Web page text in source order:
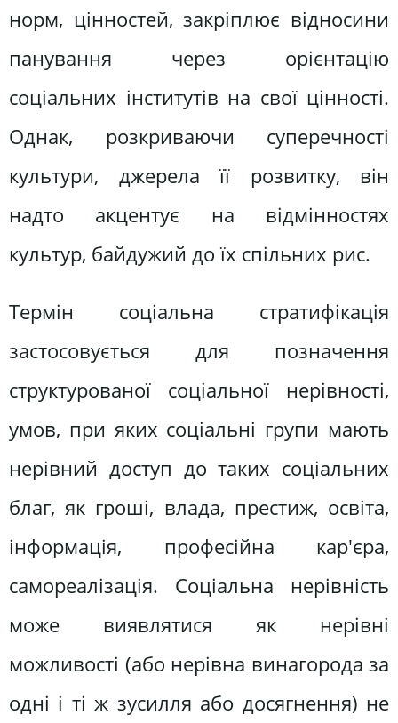
норм, цінностей, закріплює відносини
панування через орієнтацію
соціальних інститутів на свої цінності.
Однак, розкриваючи суперечності
культури, джерела її розвитку, він
надто акцентує на відмінностях
культур, байдужий до їх спільних рис.
Термін соціальна стратифікація
застосовується для позначення
структурованої соціальної нерівності,
умов, при яких соціальні групи мають
нерівний доступ до таких соціальних
благ, як гроші, влада, престиж, освіта,
інформація, професійна кар'єра,
самореалізація. Соціальна нерівність
може виявлятися як нерівні
можливості (або нерівна винагорода за
одні і ті ж зусилля або досягнення) не